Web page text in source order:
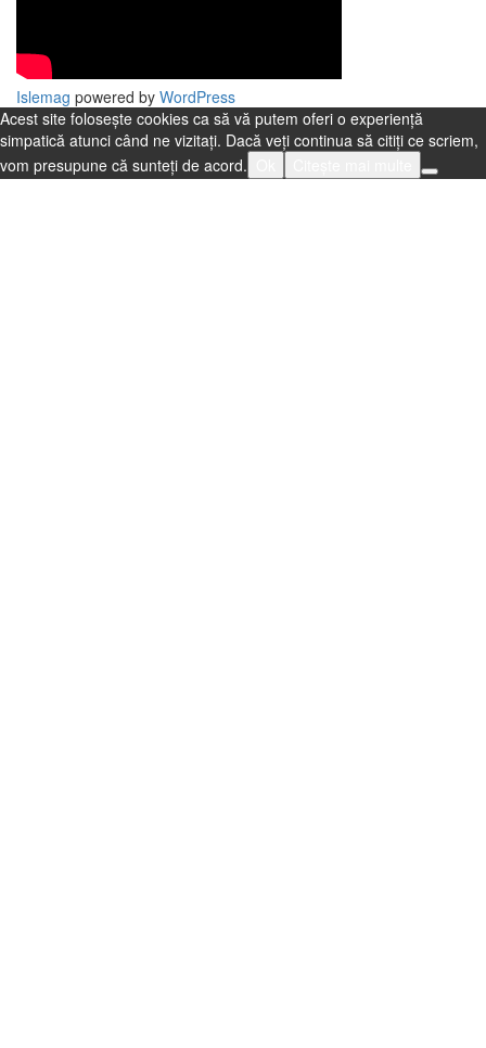
Islemag powered by WordPress
Acest site folosește cookies ca să vă putem oferi o experiență
simpatică atunci când ne vizitați. Dacă veți continua să citiți ce scriem,
vom presupune că sunteți de acord.